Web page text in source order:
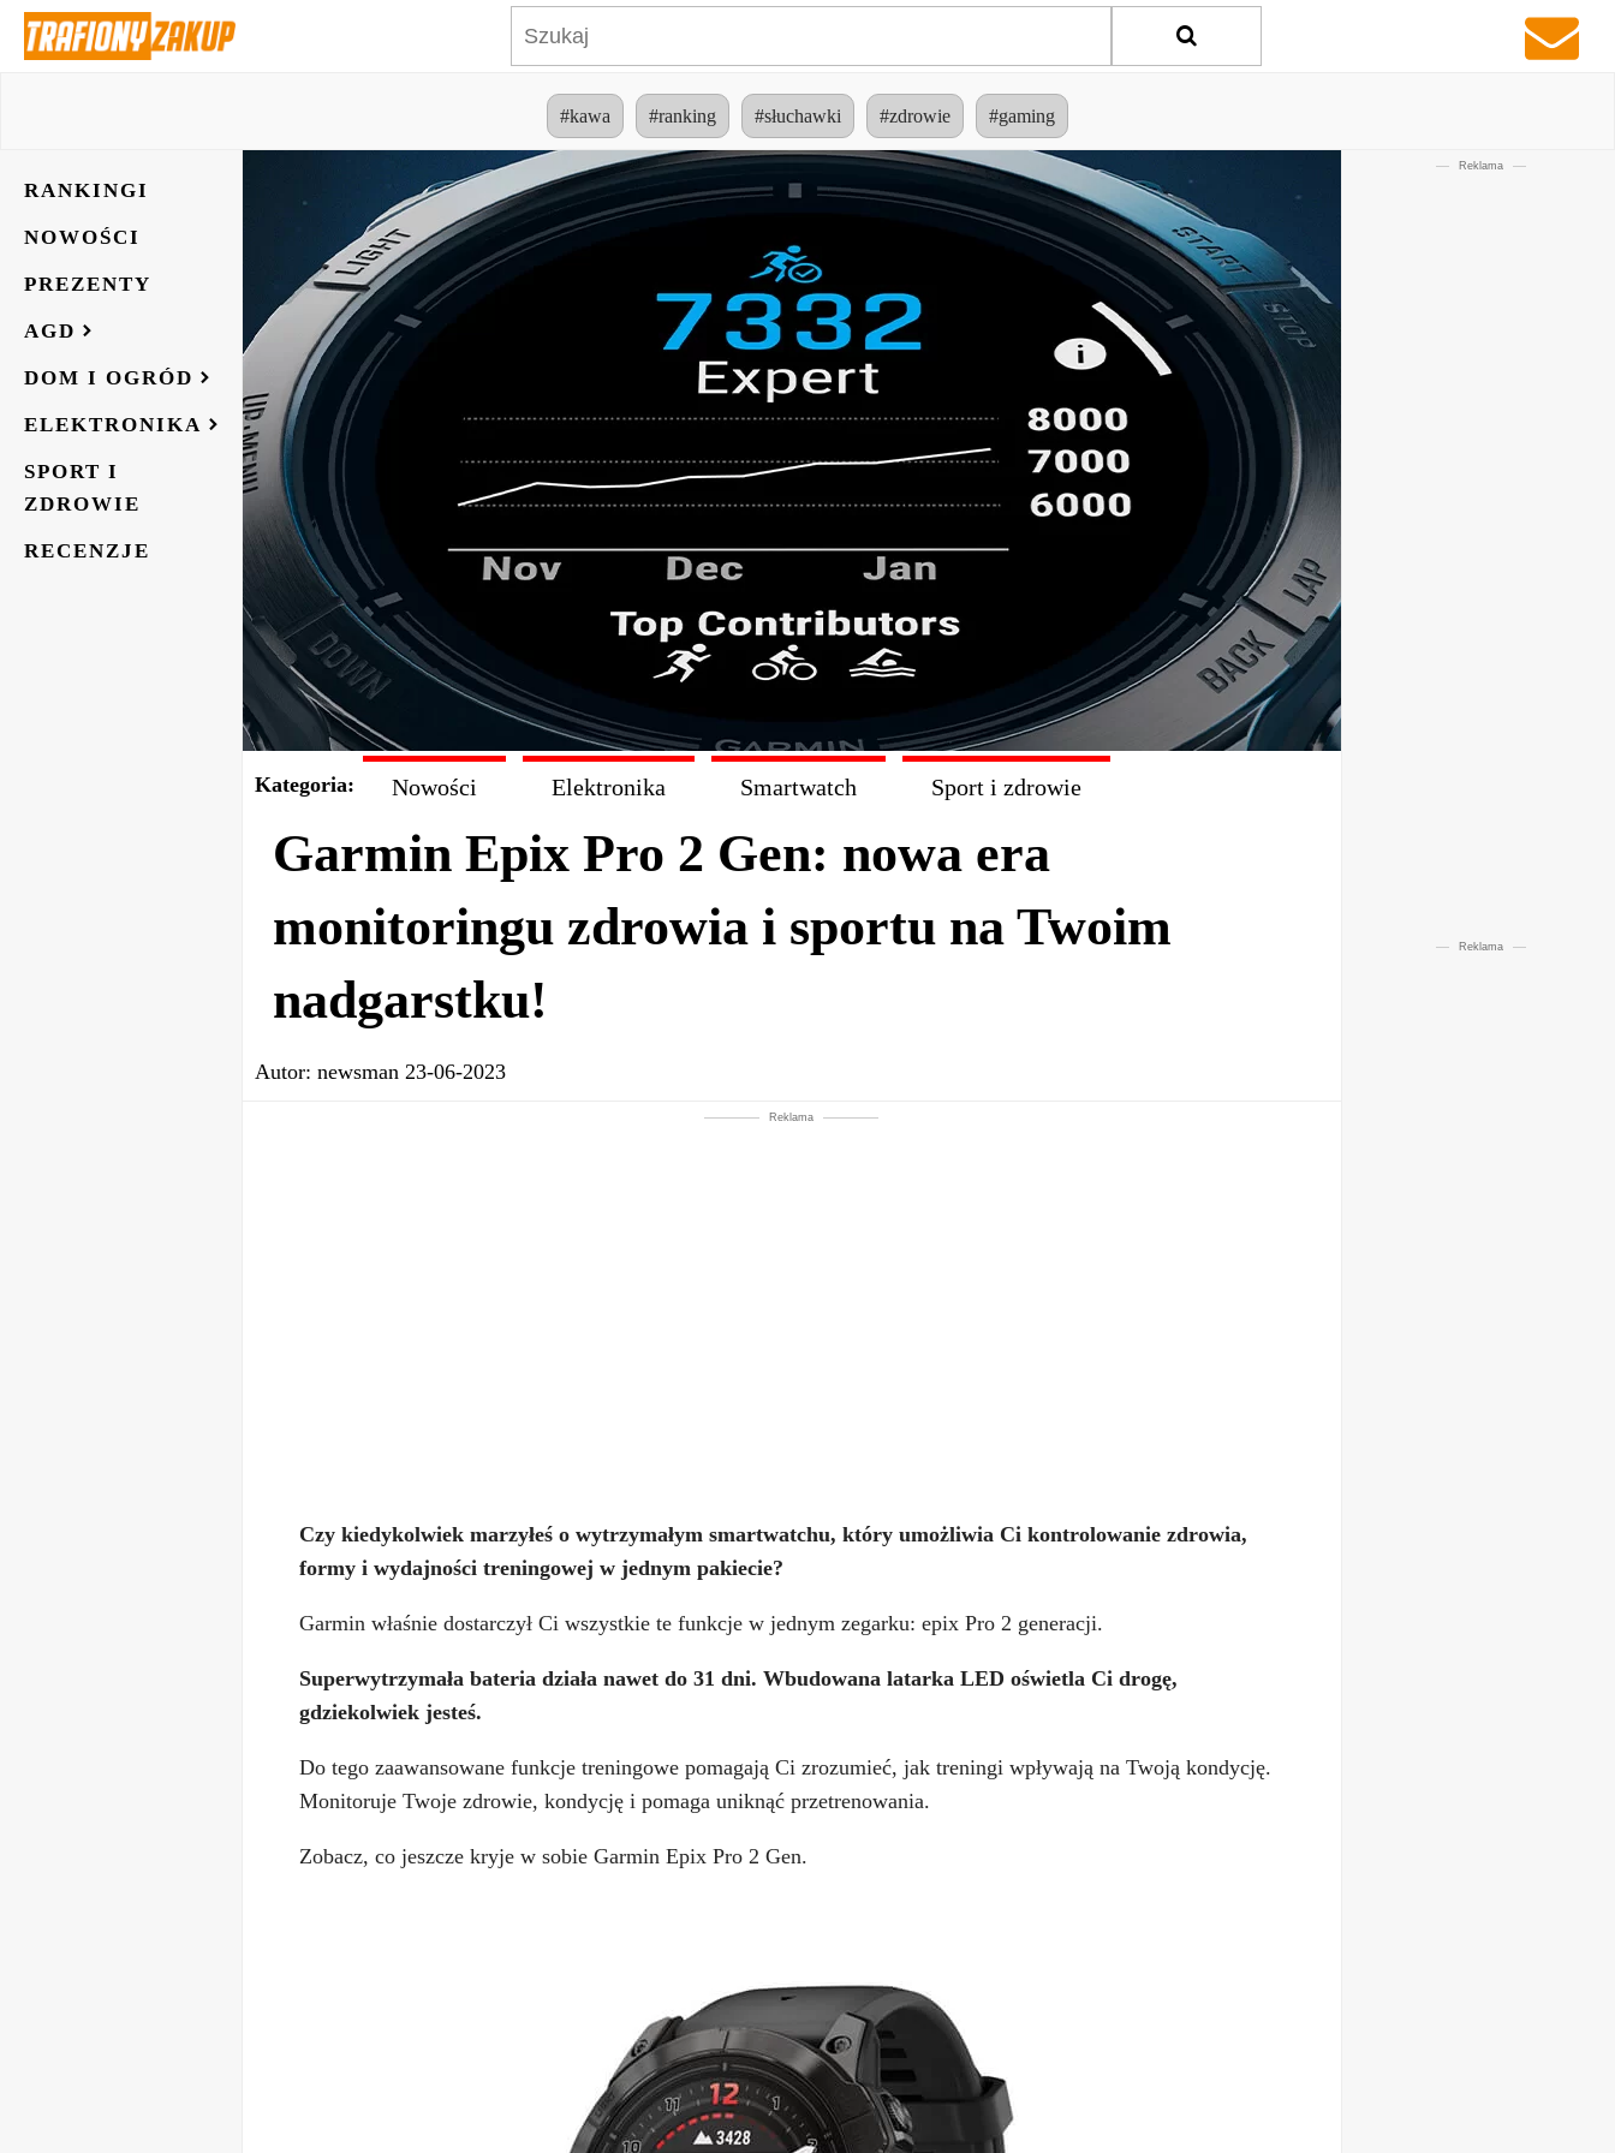
#kawa #ranking #słuchawki #zdrowie #gaming
RANKINGI
NOWOŚCI
PREZENTY
AGD
DOM I OGRÓD
ELEKTRONIKA
SPORT I
ZDROWIE
RECENZJE
Kategoria: Nowości Elektronika Smartwatch Sport i zdrowie
Garmin Epix Pro 2 Gen: nowa era
monitoringu zdrowia i sportu na Twoim
nadgarstku!
Autor: newsman 23-06-2023
Reklama
Czy kiedykolwiek marzyłeś o wytrzymałym smartwatchu, który umożliwia Ci kontrolowanie zdrowia,
formy i wydajności treningowej w jednym pakiecie?
Garmin właśnie dostarczył Ci wszystkie te funkcje w jednym zegarku: epix Pro 2 generacji.
Superwytrzymała bateria działa nawet do 31 dni. Wbudowana latarka LED oświetla Ci drogę,
gdziekolwiek jesteś.
Do tego zaawansowane funkcje treningowe pomagają Ci zrozumieć, jak treningi wpływają na Twoją kondycję.
Monitoruje Twoje zdrowie, kondycję i pomaga uniknąć przetrenowania.
Zobacz, co jeszcze kryje w sobie Garmin Epix Pro 2 Gen.
Reklama
Reklama